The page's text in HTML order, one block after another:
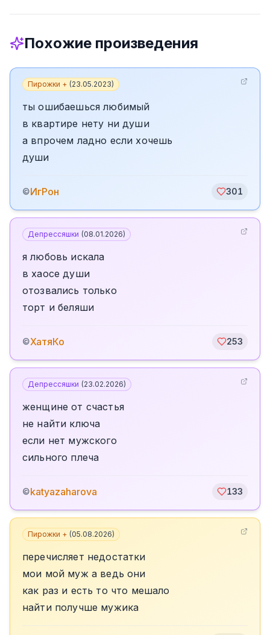
Похожие произведения
Пирожки + (23.05.2023)
ты ошибаешься любимый
в квартире нету ни души
а впрочем ладно если хочешь
души
©ИгРон 301
Депрессяшки (08.01.2026)
я любовь искала
в хаосе души
отозвались только
торт и беляши
©ХатяКо 253
Депрессяшки (23.02.2026)
женщине от счастья
не найти ключа
если нет мужского
сильного плеча
©katyazaharova 133
Пирожки + (05.08.2026)
перечисляет недостатки
мои мой муж а ведь они
как раз и есть то что мешало
найти получше мужика